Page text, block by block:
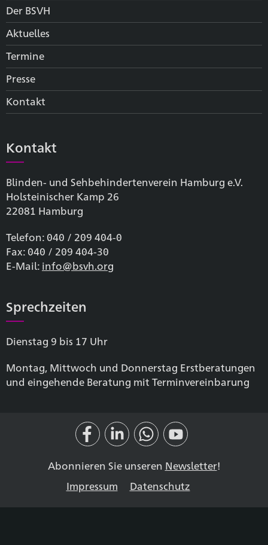
Der BSVH
Aktuelles
Termine
Presse
Kontakt
Kontakt
Blinden- und Sehbehinderten­verein Hamburg e.V.
Holsteinischer Kamp 26
22081 Hamburg
Telefon: 040 / 209 404-0
Fax: 040 / 209 404-30
E-Mail: info@bsvh.org
Sprechzeiten
Dienstag 9 bis 17 Uhr
Montag, Mittwoch und Donnerstag Erstberatungen
und eingehende Beratung mit Terminvereinbarung
Abonnieren Sie unseren Newsletter!
Impressum
Datenschutz